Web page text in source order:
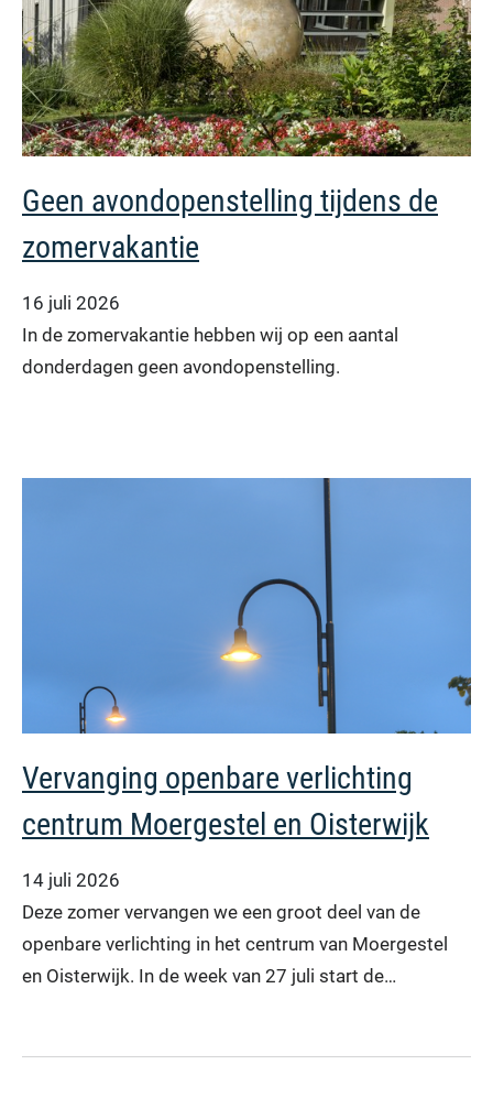
Geen avondopenstelling tijdens de
zomervakantie
16 juli 2026
In de zomervakantie hebben wij op een aantal
donderdagen geen avondopenstelling.
Vervanging openbare verlichting
centrum Moergestel en Oisterwijk
14 juli 2026
Deze zomer vervangen we een groot deel van de
openbare verlichting in het centrum van Moergestel
en Oisterwijk. In de week van 27 juli start de…